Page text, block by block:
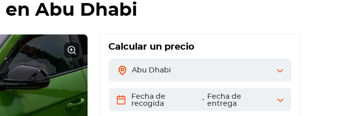
en Abu Dhabi
Calcular un precio
Abu Dhabi
Fecha de
recogida
- Fecha de
entrega